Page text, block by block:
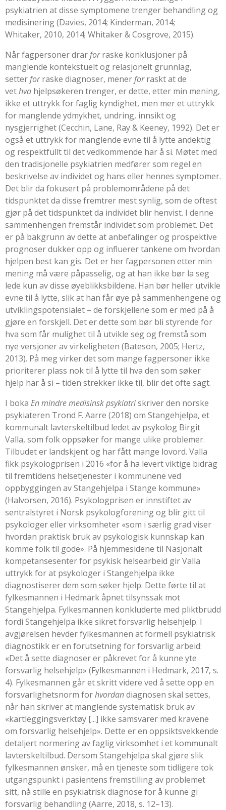
psykiatrien at disse symptomene trenger behandling og
medisinering (Davies, 2014; Kinderman, 2014;
Whitaker, 2010, 2014; Whitaker & Cosgrove, 2015).
Når fagpersoner drarfor raske konklusjoner på
manglende kontekstuelt og relasjonelt grunnlag,
setterfor raske diagnoser, menerfor raskt at de
vethva hjelpsøkeren trenger, er dette, etter min mening,
ikke et uttrykk for faglig kyndighet, men mer et uttrykk
for manglende ydmykhet, undring, innsikt og
nysgjerrighet (Cecchin, Lane, Ray & Keeney, 1992). Det er
også et uttrykk for manglende evne til å lytte andektig
og respektfullt til det vedkommende har å si. Møtet med
den tradisjonelle psykiatrien medfører som regel en
beskrivelse av individet og hans eller hennes symptomer.
Det blir da fokusert på problemområdene på det
tidspunktet da disse fremtrer mest synlig, som de oftest
gjør på det tidspunktet da individet blir henvist. I denne
sammenhengen fremstår individet som problemet. Det
er på bakgrunn av dette at anbefalinger og prospektive
prognoser dukker opp og influerer tankene om hvordan
hjelpen best kan gis. Det er her fagpersonen etter min
mening må være påpasselig, og at han ikke bør la seg
lede kun av disse øyeblikksbildene. Han bør heller utvikle
evne til å lytte, slik at han får øye på sammenhengene og
utviklingspotensialet – de forskjellene som er med på å
gjøre en forskjell. Det er dette som bør bli styrende for
hva som får mulighet til å utvikle seg og fremstå som
nye versjoner av virkeligheten (Bateson, 2005; Hertz,
2013). På meg virker det som mange fagpersoner ikke
prioriterer plass nok til å lytte til hva den som søker
hjelp har å si – tiden strekker ikke til, blir det ofte sagt.
I boka En mindre medisinsk psykiatriskriver den norske
psykiateren Trond F. Aarre (2018) om Stangehjelpa, et
kommunalt lavterskeltilbud ledet av psykolog Birgit
Valla, som folk oppsøker for mange ulike problemer.
Tilbudet er landskjent og har fått mange lovord. Valla
fikk psykologprisen i 2016 «for å ha levert viktige bidrag
til fremtidens helsetjenester i kommunene ved
oppbyggingen av Stangehjelpa i Stange kommune»
(Halvorsen, 2016). Psykologprisen er innstiftet av
sentralstyret i Norsk psykologforening og blir gitt til
psykologer eller virksomheter «som i særlig grad viser
hvordan praktisk bruk av psykologisk kunnskap kan
komme folk til gode». På hjemmesidene til Nasjonalt
kompetansesenter for psykisk helsearbeid gir Valla
uttrykk for at psykologer i Stangehjelpa ikke
diagnostiserer dem som søker hjelp. Dette førte til at
fylkesmannen i Hedmark åpnet tilsynssak mot
Stangehjelpa. Fylkesmannen konkluderte med pliktbrudd
fordi Stangehjelpa ikke sikret forsvarlig helsehjelp. I
avgjørelsen hevder fylkesmannen at formell psykiatrisk
diagnostikk er en forutsetning for forsvarlig arbeid:
«Det å sette diagnoser er påkrevet for å kunne yte
forsvarlig helsehjelp» (Fylkesmannen i Hedmark, 2017, s.
4). Fylkesmannen går et skritt videre ved å sette opp en
forsvarlighetsnorm forhvordandiagnosen skal settes,
når han skriver at manglende systematisk bruk av
«kartleggingsverktøy [...] ikke samsvarer med kravene
om forsvarlig helsehjelp». Dette er en oppsiktsvekkende
detaljert normering av faglig virksomhet i et kommunalt
lavterskeltilbud. Dersom Stangehjelpa skal gjøre slik
fylkesmannen ønsker, må en tjeneste som tidligere tok
utgangspunkt i pasientens fremstilling av problemet
sitt, nå stille en psykiatrisk diagnose for å kunne gi
forsvarlig behandling (Aarre, 2018, s. 12–13).